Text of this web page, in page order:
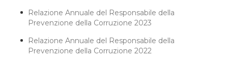
Relazione Annuale del Responsabile della
Prevenzione della Corruzione 2023
Relazione Annuale del Responsabile della
Prevenzione della Corruzione 2022